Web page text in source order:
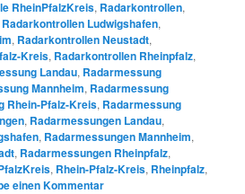
RheinPfalzKreis, Radarkontrollen,
Radarkontrollen Ludwigshafen,
, Radarkontrollen Neustadt,
Kreis, Radarkontrollen Rheinpfalz,
Landau, Radarmessung
Mannheim, Radarmessung
Rhein-Pfalz-Kreis, Radarmessung
, Radarmessungen Landau,
, Radarmessungen Mannheim,
, Radarmessungen Rheinpfalz,
, Rhein-Pfalz-Kreis, Rheinpfalz,
einen Kommentar